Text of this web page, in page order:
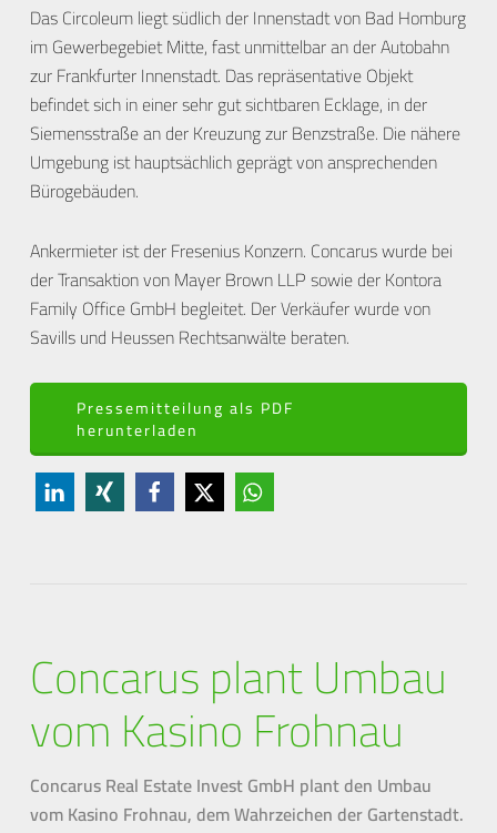
Das Circoleum liegt südlich der Innenstadt von Bad Homburg
im Gewerbegebiet Mitte, fast unmittelbar an der Autobahn
zur Frankfurter Innenstadt. Das repräsentative Objekt
befindet sich in einer sehr gut sichtbaren Ecklage, in der
Siemensstraße an der Kreuzung zur Benzstraße. Die nähere
Umgebung ist hauptsächlich geprägt von ansprechenden
Bürogebäuden.
Ankermieter ist der Fresenius Konzern. Concarus wurde bei
der Transaktion von Mayer Brown LLP sowie der Kontora
Family Office GmbH begleitet. Der Verkäufer wurde von
Savills und Heussen Rechtsanwälte beraten.
Pressemitteilung als PDF
herunterladen
Concarus plant Umbau
vom Kasino Frohnau
Concarus Real Estate Invest GmbH plant den Umbau
vom Kasino Frohnau, dem Wahrzeichen der Gartenstadt.